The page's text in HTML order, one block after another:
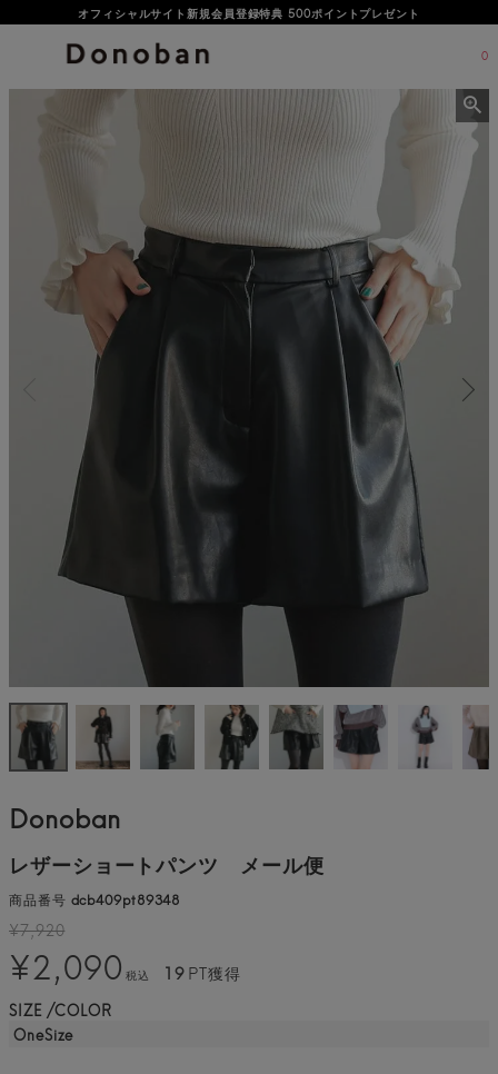
オフィシャルサイト新規会員登録特典 500ポイントプレゼント
0
Donoban
レザーショートパンツ メール便
商品番号 dcb409pt89348
¥7,920
¥2,090 税込 19PT獲得
SIZE
COLOR
OneSize